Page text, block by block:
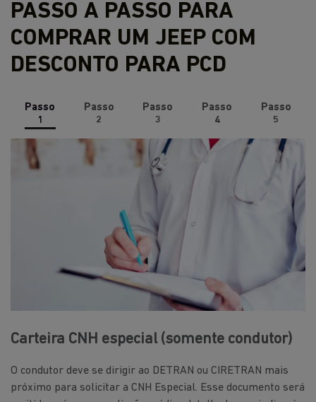
PASSO A PASSO PARA
COMPRAR UM JEEP COM
DESCONTO PARA PCD
Passo
1
Passo
2
Passo
3
Passo
4
Passo
5
Carteira CNH especial (somente condutor)
O condutor deve se dirigir ao DETRAN ou CIRETRAN mais
próximo para solicitar a CNH Especial. Esse documento será